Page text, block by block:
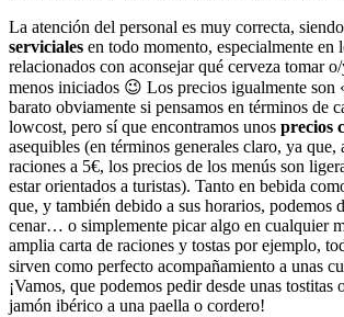
La atención del personal es muy correcta, siendo
serviciales en todo momento, especialmente en
relacionados con aconsejar qué cerveza tomar
menos iniciados 😉 Los precios igualmente son
barato obviamente si pensamos en términos de
lowcost, pero sí que encontramos unos precios
asequibles (en términos generales claro, ya que,
raciones a 5€, los precios de los menús son
estar orientados a turistas). Tanto en bebida
que, y también debido a sus horarios, podemos
cenar… o simplemente picar algo en cualquier
amplia carta de raciones y tostas por ejemplo,
sirven como perfecto acompañamiento a unas
¡Vamos, que podemos pedir desde unas tostitas
jamón ibérico a una paella o cordero!